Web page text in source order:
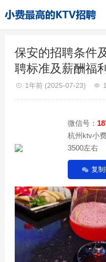
保安的招聘条件
聘标准及薪酬福
1年前 (2025-07-23)
微信号：
杭州ktv小
3500左右
复